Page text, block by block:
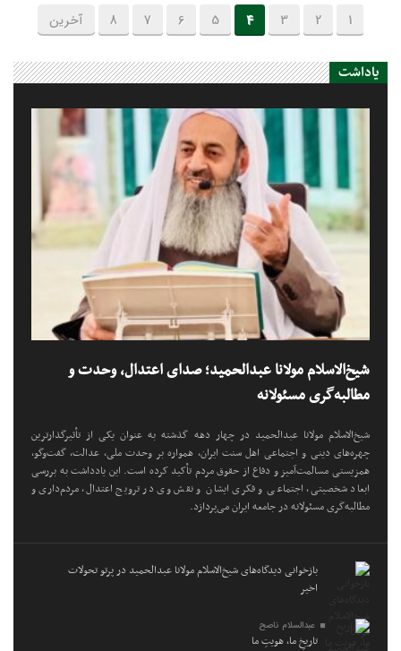
1
2
3
4
5
6
7
8 آخرین
یاداشت
شیخ‌الاسلام مولانا عبدالحمید؛ صدای اعتدال، وحدت و
مطالبه‌گری مسئولانه
شیخ‌الاسلام مولانا عبدالحمید در چهار دهه گذشته به عنوان یکی از تأثیرگذارترین
چهره‌های دینی و اجتماعی اهل سنت ایران، همواره بر وحدت ملی، عدالت، گفت‌وگو،
همزیستی مسالمت‌آمیز و دفاع از حقوق مردم تأکید کرده است. این یادداشت به بررسی
ابعاد شخصیتی، اجتماعی و فکری ایشان و نقش وی در ترویج اعتدال، مردم‌داری و
مطالبه‌گری مسئولانه در جامعه ایران می‌پردازد.
بازخوانی دیدگاه‌های شیخ‌الاسلام مولانا عبدالحمید در پرتو تحولات
اخیر
عبدالسلام ناصح
تاریخِ ما، هویتِ ما